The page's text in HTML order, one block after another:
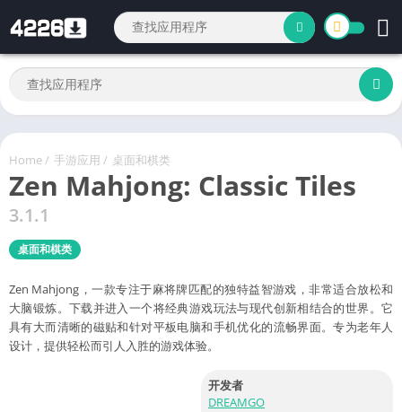
Home/ 手游应用 / 桌面和棋类
Zen Mahjong: Classic Tiles
3.1.1
桌面和棋类
Zen Mahjong，一款专注于麻将牌匹配的独特益智游戏，非常适合放松和
大脑锻炼。下载并进入一个将经典游戏玩法与现代创新相结合的世界。它
具有大而清晰的磁贴和针对平板电脑和手机优化的流畅界面。专为老年人
设计，提供轻松而引人入胜的游戏体验。
开发者
DREAMGO